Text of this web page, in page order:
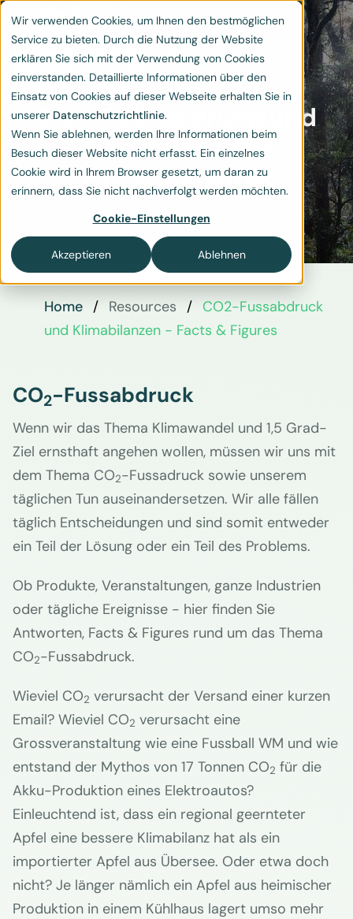
Wir verwenden Cookies, um Ihnen den bestmöglichen
Service zu bieten. Durch die Nutzung der Website
erklären Sie sich mit der Verwendung von Cookies
einverstanden. Detaillierte Informationen über den
Einsatz von Cookies auf dieser Webseite erhalten Sie in
unserer Datenschutzrichtlinie.
Wenn Sie ablehnen, werden Ihre Informationen beim
Besuch dieser Website nicht erfasst. Ein einzelnes
Cookie wird in Ihrem Browser gesetzt, um daran zu
erinnern, dass Sie nicht nachverfolgt werden möchten.
Cookie-Einstellungen
Akzeptieren Ablehnen
CO2-Fussabdruck und
Klimabilanzen -
Facts & Figures
Home Resources
CO2-Fussabdruck
und Klimabilanzen - Facts & Figures
CO2-Fussabdruck
Wenn wir das Thema Klimawandel und 1,5 Grad-
Ziel ernsthaft angehen wollen, müssen wir uns mit
dem Thema CO2-Fussadruck sowie unserem
täglichen Tun auseinandersetzen. Wir alle fällen
täglich Entscheidungen und sind somit entweder
ein Teil der Lösung oder ein Teil des Problems.
Ob Produkte, Veranstaltungen, ganze Industrien
oder tägliche Ereignisse - hier finden Sie
Antworten, Facts & Figures rund um das Thema
CO2-Fussabdruck.
Wieviel CO2 verursacht der Versand einer kurzen
Email? Wieviel CO2 verursacht eine
Grossveranstaltung wie eine Fussball WM und wie
entstand der Mythos von 17 Tonnen CO2 für die
Akku-Produktion eines Elektroautos?
Einleuchtend ist, dass ein regional geernteter
Apfel eine bessere Klimabilanz hat als ein
importierter Apfel aus Übersee. Oder etwa doch
nicht? Je länger nämlich ein Apfel aus heimischer
Produktion in einem Kühlhaus lagert umso mehr